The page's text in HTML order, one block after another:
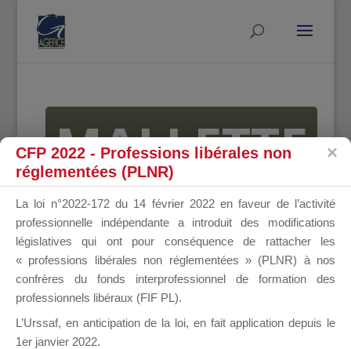
MALLETTE
DU
DIRIGEANT
CFP 2022 - Professions libérales non
réglementées (PLNR)
La loi n°2022-172 du 14 février 2022 en faveur de l’activité
professionnelle indépendante a introduit des modifications
législatives qui ont pour conséquence de rattacher les
« professions libérales non réglementées » (PLNR) à nos
confrères du fonds interprofessionnel de formation des
professionnels libéraux (FIF PL).
L’Urssaf, en anticipation de la loi, en fait application depuis le
1er janvier 2022.